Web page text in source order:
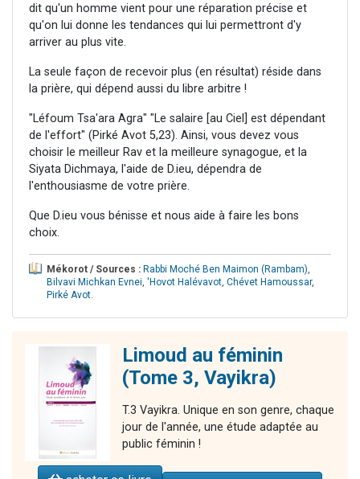
dit qu'un homme vient pour une réparation précise et
qu'on lui donne les tendances qui lui permettront d'y
arriver au plus vite.
La seule façon de recevoir plus (en résultat) réside dans
la prière, qui dépend aussi du libre arbitre !
"Léfoum Tsa'ara Agra" "Le salaire [au Ciel] est dépendant
de l'effort" (Pirké Avot 5,23). Ainsi, vous devez vous
choisir le meilleur Rav et la meilleure synagogue, et la
Siyata Dichmaya, l'aide de D.ieu, dépendra de
l'enthousiasme de votre prière.
Que D.ieu vous bénisse et nous aide à faire les bons
choix.
Mékorot / Sources : Rabbi Moché Ben Maimon (Rambam),
Bilvavi Michkan Evnei, 'Hovot Halévavot, Chévet Hamoussar,
Pirké Avot.
Limoud au féminin
(Tome 3, Vayikra)
T.3 Vayikra. Unique en son genre, chaque
jour de l'année, une étude adaptée au
public féminin !